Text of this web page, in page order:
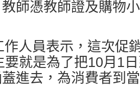
師憑教師證及購物
作人員表示，這次促
要就是為了把10月1
進去，為消費者到